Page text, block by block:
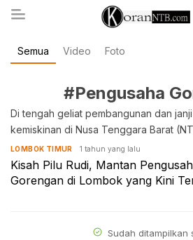
koranntb.com
Semua Video Foto
#Pengusaha
Di tengah geliat pembangunan dan
kemiskinan di Nusa Tenggara Barat
LOMBOK TIMUR 1 tahun yang lalu
Kisah Pilu Rudi, Mantan
Gorengan di Lombok yang Kini
Sudah ditampilkan